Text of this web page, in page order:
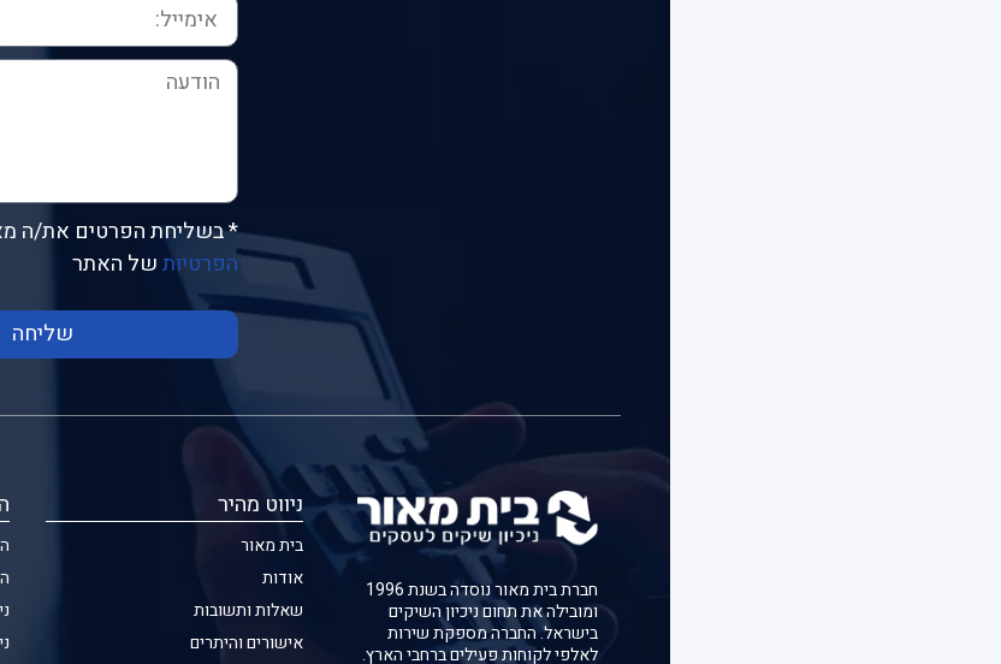
* בשליחת הפרטים את/ה
הפרטיותשל האתר
שליחה
חברת בית מאור נוסדה בשנת 1996
ומובילה את תחום ניכיון השיקים
בישראל. החברה מספקת שירות
לאלפי לקוחות פעילים ברחבי הארץ.
ניווט מהיר
בית מאור
אודות
שאלות ותשובות
אישורים והיתרים